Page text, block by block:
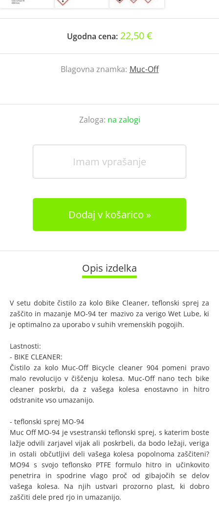
Ugodna cena: 22,50 €
Blagovna znamka: Muc-Off
Zaloga: na zalogi
Imam vprašanje
Dodaj v košarico
Opis izdelka
V setu dobite čistilo za kolo Bike Cleaner, teflonski sprej za
zaščito in mazanje MO-94 ter mazivo za verigo Wet Lube, ki
je optimalno za uporabo v suhih vremenskih pogojih.
Lastnosti:
- BIKE CLEANER:
Čistilo za kolo Muc-Off Bicycle cleaner 904 pomeni pravo
malo revolucijo v čiščenju kolesa. Muc-Off nano tech bike
cleaner poskrbi, da z vašega kolesa enostavno in hitro
odstranite vso umazanijo.
- teflonski sprej MO-94
Muc Off MO-94 je vsestranski teflonski sprej, s katerim boste
lažje odvili zarjavel vijak ali poskrbeli, da bodo ležaji, veriga
in ostali občutljivi deli vašega kolesa popolnoma zaščiteni?
MO94 s svojo teflonsko PTFE formulo hitro in učinkovito
penetrira in spodrine vlago proč od gibajočih se delov
vašega kolesa. Na njih ustvari prozorno plast, ki dobro
zaščiti dele pred rjo in umazanijo.